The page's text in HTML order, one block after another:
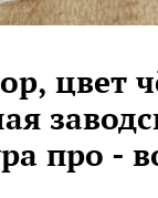
цвет
про -